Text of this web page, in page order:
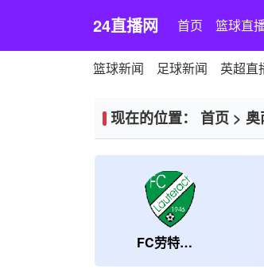
24直播网 首页 篮球直
篮球新闻 足球新闻 英超直
现在的位置： 首页 >
FC劳特拉赫